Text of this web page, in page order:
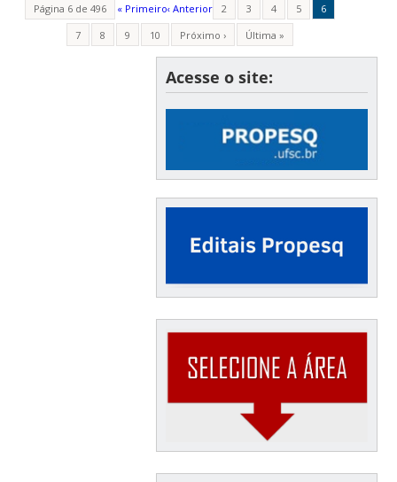
Página 6 de 496 « Primeiro‹ Anterior 2 3 4 5
6
7
8 9 10 Próximo › Última »
Acesse o site: